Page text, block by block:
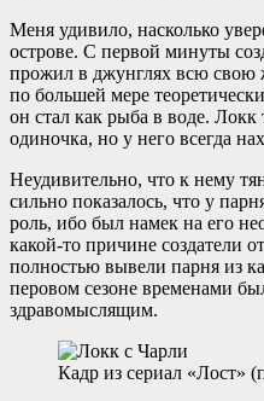
Меня удивило, насколько
острове. С первой минуты
прожил в джунглях всю свою
по большей мере
он стал как рыба в воде. Локк
одиночка, но у него всегда
Неудивительно, что к нему
сильно показалось, что у
роль, ибо был намек на его
какой-то причине создатели
полностью вывели парня из
перовом сезоне временами
здравомыслящим.
Кадр из сериал «Лост»